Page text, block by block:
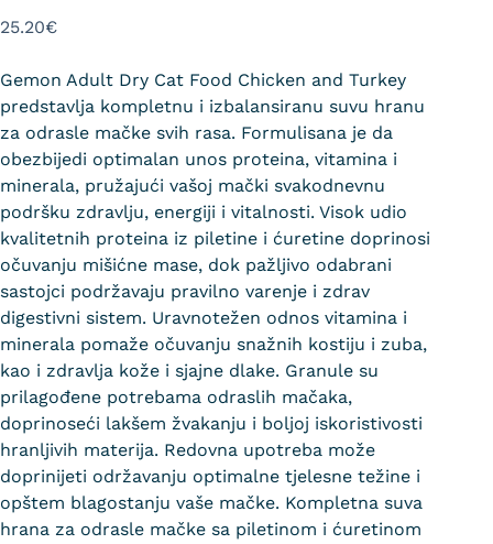
25.20€
Gemon Adult Dry Cat Food Chicken and Turkey
predstavlja kompletnu i izbalansiranu suvu hranu
za odrasle mačke svih rasa. Formulisana je da
obezbijedi optimalan unos proteina, vitamina i
minerala, pružajući vašoj mački svakodnevnu
podršku zdravlju, energiji i vitalnosti. Visok udio
kvalitetnih proteina iz piletine i ćuretine doprinosi
očuvanju mišićne mase, dok pažljivo odabrani
sastojci podržavaju pravilno varenje i zdrav
digestivni sistem. Uravnotežen odnos vitamina i
minerala pomaže očuvanju snažnih kostiju i zuba,
kao i zdravlja kože i sjajne dlake. Granule su
prilagođene potrebama odraslih mačaka,
doprinoseći lakšem žvakanju i boljoj iskoristivosti
hranljivih materija. Redovna upotreba može
doprinijeti održavanju optimalne tjelesne težine i
opštem blagostanju vaše mačke. Kompletna suva
hrana za odrasle mačke sa piletinom i ćuretinom